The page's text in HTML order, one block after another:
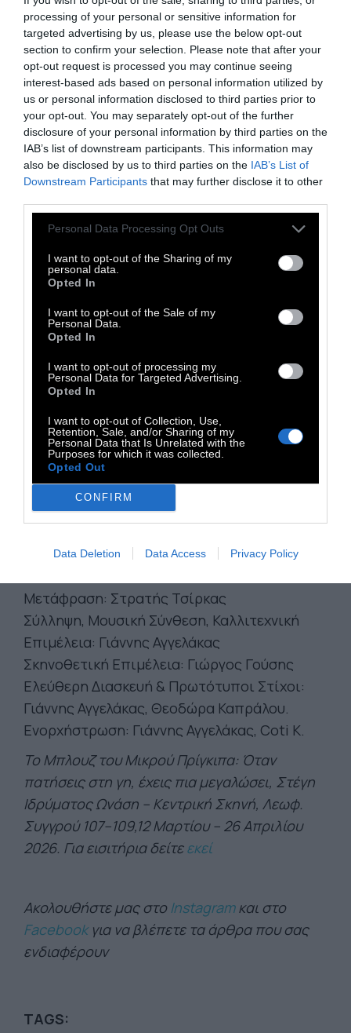
processing of your personal or sensitive information for
targeted advertising by us, please use the below opt-out
section to confirm your selection. Please note that after your
opt-out request is processed you may continue seeing
interest-based ads based on personal information utilized by
us or personal information disclosed to third parties prior to
your opt-out. You may separately opt-out of the further
disclosure of your personal information by third parties on the
IAB’s list of downstream participants. This information may
also be disclosed by us to third parties on the IAB’s List of
Downstream Participants that may further disclose it to other
Personal Data Processing Opt Outs
I want to opt-out of the Sharing of my
personal data.
Opted In
I want to opt-out of the Sale of my
Personal Data.
Opted In
I want to opt-out of processing my
Personal Data for Targeted Advertising.
Opted In
I want to opt-out of Collection, Use,
Retention, Sale, and/or Sharing of my
Personal Data that Is Unrelated with the
Purposes for which it was collected.
Opted Out
CONFIRM
Data Deletion Data Access Privacy Policy
δίσκο,«Τα Μπλουζ του Πρίγκηπα»,
φαντάστηκε ο Αγγελάκας τη σκηνική εκδοχή
στο διάσημο βιβλίο του 1943. Σαν ένα
ηλεκτρομαγνητικό κύμα από λόγια, μουσικές
και τραγούδια που διαπερνούν τη ψυχή και
το σώμα, τους επί γης πολέμους και τα
διαπλανητικά ταξίδια, τον Πιλότο και τον
Μικρό Πρίγκιπα, τους μουσικούς και
ερμηνευτές που βρίσκονται πάνω στη σκηνή
και το κοινό.
Με τον ίδιο τον Αγγελάκα πρωταγωνιστή
και τον βραβευμένο κινηματογραφιστή των
σκηνοθετική επιμέλεια, η σκηνή γίνεται
σύμπαν, φτιαγμένο από λόγια και σκέψεις
που αστραποβολούν φως σε μια παράσταση-
κατάφαση στη ζωή, την αγάπη, τη φιλία.
«Μόνο με την καρδιά βλέπεις καλά. Την
ουσία δεν τη βλέπουν τα μάτια».
της παράστασης θα κυκλοφορήσει σε έκδοση
Onassis Publications
διαθέσιμη στο Onassis Shop και σε
επιλεγμένα βιβλιοπωλεία.
Μετάφραση: Στρατής Τσίρκας
Σύλληψη, Μουσική Σύνθεση, Καλλιτεχνική
Επιμέλεια: Γιάννης Αγγελάκας
Σκηνοθετική Επιμέλεια: Γιώργος Γούσης
Ελεύθερη Διασκευή & Πρωτότυποι Στίχοι:
Γιάννης Αγγελάκας, Θεοδώρα Καπράλου.
Ενορχήστρωση: Γιάννης Αγγελάκας, Coti K.
Το Μπλουζ του Μικρού Πρίγκιπα: Όταν
πατήσεις στη γη, έχεις πια μεγαλώσει, Στέγη
Ιδρύματος Ωνάση – Κεντρική Σκηνή, Λεωφ.
Συγγρού 107–109,12 Μαρτίου – 26 Απριλίου
2026. Για εισιτήρια δείτεεκεί
Ακολουθήστε μας στο Instagramκαι στο
Facebookγια να βλέπετε τα άρθρα που σας
ενδιαφέρουν
TAGS: